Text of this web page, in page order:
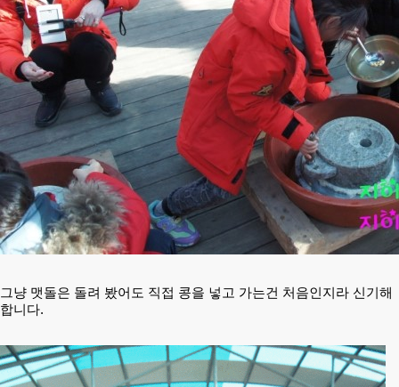
그냥 맷돌은 돌려 봤어도 직접 콩을 넣고 가는건 처음인지라 신기해
합니다.